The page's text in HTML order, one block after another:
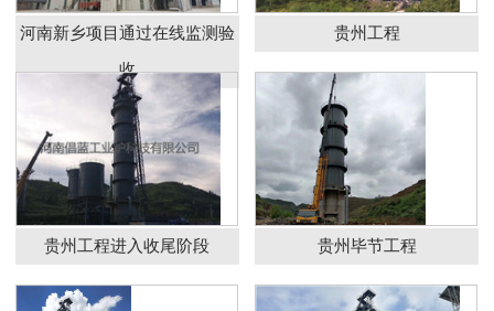
行业新闻
工程案例
在线留言
联系我们
河南新乡项目通过在线监测验
收
贵州工程
贵州工程进入收尾阶段 贵州毕节工程